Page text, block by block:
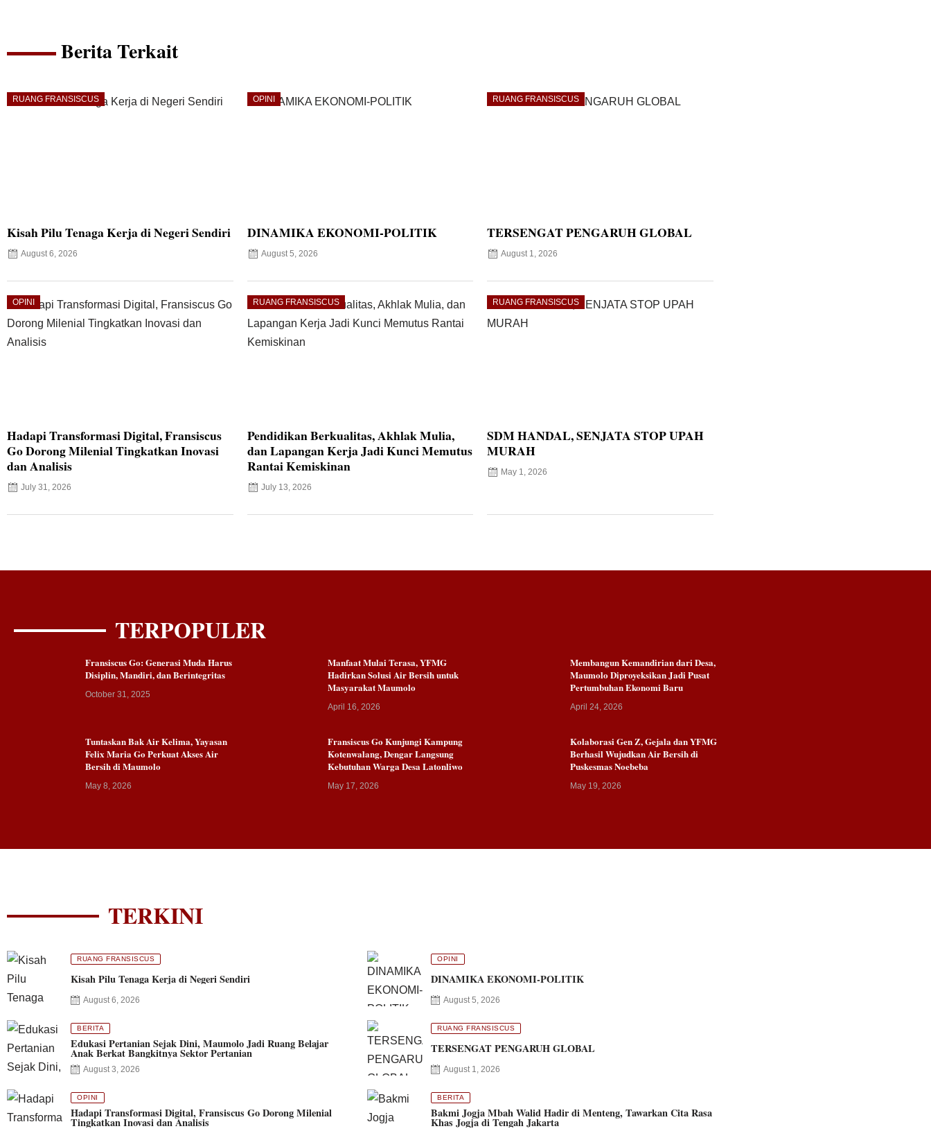
Berita Terkait
RUANG FRANSISCUS
Kisah Pilu Tenaga Kerja di Negeri Sendiri
August 6, 2026
OPINI
DINAMIKA EKONOMI-POLITIK
August 5, 2026
RUANG FRANSISCUS
TERSENGAT PENGARUH GLOBAL
August 1, 2026
OPINI
Hadapi Transformasi Digital, Fransiscus
Go Dorong Milenial Tingkatkan Inovasi
dan Analisis
July 31, 2026
RUANG FRANSISCUS
Pendidikan Berkualitas, Akhlak Mulia,
dan Lapangan Kerja Jadi Kunci Memutus
Rantai Kemiskinan
July 13, 2026
RUANG FRANSISCUS
SDM HANDAL, SENJATA STOP UPAH
MURAH
May 1, 2026
TERPOPULER
Fransiscus Go: Generasi Muda Harus
Disiplin, Mandiri, dan Berintegritas
October 31, 2025
Manfaat Mulai Terasa, YFMG
Hadirkan Solusi Air Bersih untuk
Masyarakat Maumolo
April 16, 2026
Membangun Kemandirian dari Desa,
Maumolo Diproyeksikan Jadi Pusat
Pertumbuhan Ekonomi Baru
April 24, 2026
Tuntaskan Bak Air Kelima, Yayasan
Felix Maria Go Perkuat Akses Air
Bersih di Maumolo
May 8, 2026
Fransiscus Go Kunjungi Kampung
Kotenwalang, Dengar Langsung
Kebutuhan Warga Desa Latonliwo
May 17, 2026
Kolaborasi Gen Z, Gejala dan YFMG
Berhasil Wujudkan Air Bersih di
Puskesmas Noebeba
May 19, 2026
TERKINI
RUANG FRANSISCUS
Kisah Pilu Tenaga Kerja di Negeri Sendiri
August 6, 2026
OPINI
DINAMIKA EKONOMI-POLITIK
August 5, 2026
BERITA
Edukasi Pertanian Sejak Dini, Maumolo Jadi Ruang Belajar
Anak Berkat Bangkitnya Sektor Pertanian
August 3, 2026
RUANG FRANSISCUS
TERSENGAT PENGARUH GLOBAL
August 1, 2026
OPINI
Hadapi Transformasi Digital, Fransiscus Go Dorong Milenial
Tingkatkan Inovasi dan Analisis
BERITA
Bakmi Jogja Mbah Walid Hadir di Menteng, Tawarkan Cita Rasa
Khas Jogja di Tengah Jakarta